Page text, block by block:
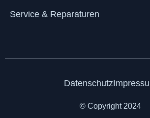
Service & Reparaturen
Datenschutz
© Copyright 2024